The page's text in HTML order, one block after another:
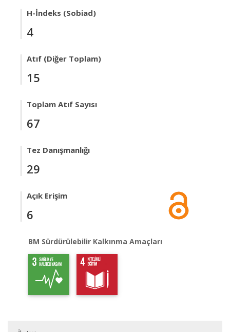
H-İndeks (Sobiad)
4
Atıf (Diğer Toplam)
15
Toplam Atıf Sayısı
67
Tez Danışmanlığı
29
Açık Erişim
6
BM Sürdürülebilir Kalkınma Amaçları